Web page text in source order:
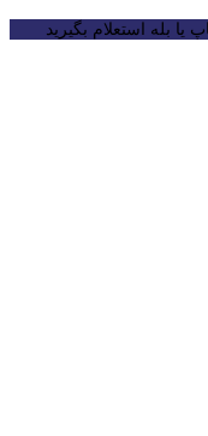
بله استعلام بگیرید